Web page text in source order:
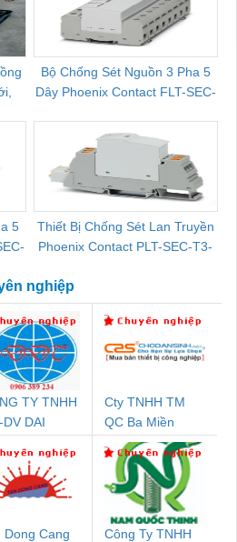
Bộ Chống Sét Nguồn 3 Pha 5
Dây Phoenix Contact FLT-SEC-
5
Thiết Bị Chống Sét Lan Truyền
Phoenix Contact PLT-SEC-T3-
nghiệp
TY TNHH
DAI
Cty TNHH TM
QC Ba Miền
Dong Cang
Công Ty TNHH